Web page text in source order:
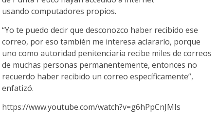
usando computadores propios.
“Yo te puedo decir que desconozco haber recibido ese
correo, por eso también me interesa aclararlo, porque
uno como autoridad penitenciaria recibe miles de correos
de muchas personas permanentemente, entonces no
recuerdo haber recibido un correo específicamente”,
enfatizó.
https://www.youtube.com/watch?v=g6hPpCnJMIs